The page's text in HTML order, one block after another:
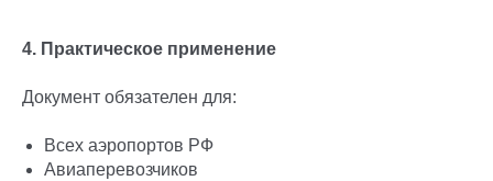
4. Практическое применение
Документ обязателен для:
Всех аэропортов РФ
Авиаперевозчиков